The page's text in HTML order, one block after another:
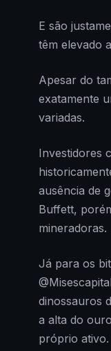
E são
têm elevado
Apesar do
exatamente
variadas.
Investidores
ausência de
Buffett,
mineradoras.
Já para os
dinossauros
a alta do
próprio ativo.